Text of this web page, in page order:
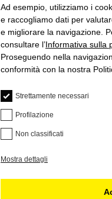
Ad esempio, utilizziamo i
e raccogliamo dati per
e migliorare la navigazione.
consultare l’Informativa sulla
Proseguendo nella
conformità con la nostra
Strettamente necessari
Profilazione
Non classificati
Mostra dettagli